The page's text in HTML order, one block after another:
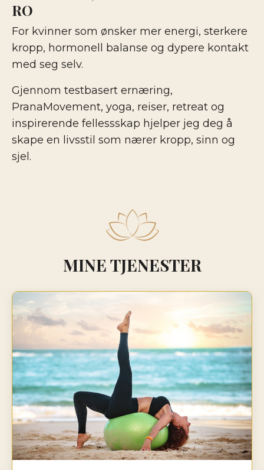
RO
For kvinner som ønsker mer energi, sterkere
kropp, hormonell balanse og dypere kontakt
med seg selv.
Gjennom testbasert ernæring,
PranaMovement, yoga, reiser, retreat og
inspirerende fellessskap hjelper jeg deg å
skape en livsstil som nærer kropp, sinn og
sjel.
MINE TJENESTER